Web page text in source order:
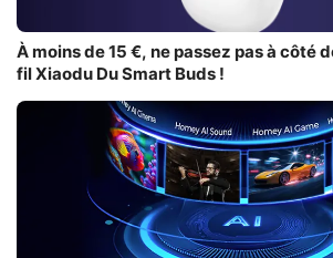
À moins de 15 €, ne passez pas à côté
fil Xiaodu Du Smart Buds !